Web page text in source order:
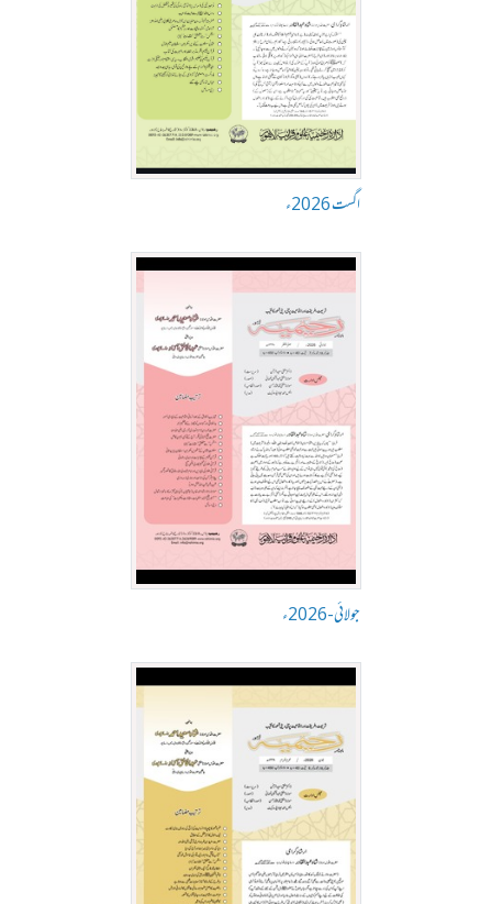
اگست 2026ء
جولائی-2026ء